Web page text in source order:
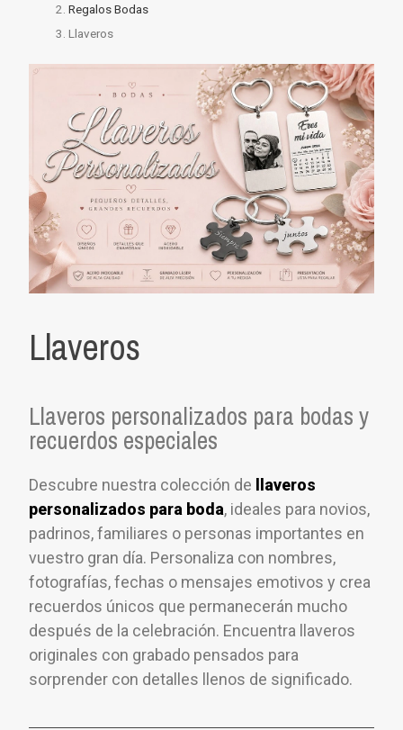
Regalos Bodas
Llaveros
Llaveros
Llaveros personalizados para bodas y
recuerdos especiales
Descubre nuestra colección de
llaveros
personalizados para boda, ideales para novios,
padrinos, familiares o personas importantes en
vuestro gran día. Personaliza con nombres,
fotografías, fechas o mensajes emotivos y crea
recuerdos únicos que permanecerán mucho
después de la celebración. Encuentra llaveros
originales con grabado pensados para
sorprender con detalles llenos de significado.